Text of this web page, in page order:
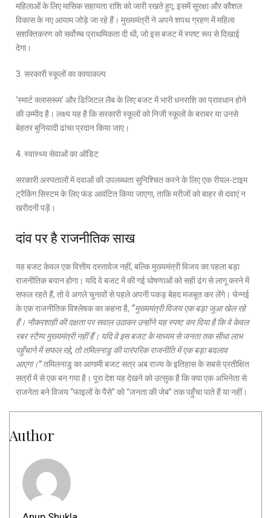
महिलाओं के लिए मासिक सहायता राशि को जारी रखते हुए, इसमें सुरक्षा और कौशल
विकास के नए आयाम जोड़े जा रहे हैं। मुख्यमंत्री ने अपने शपथ ग्रहण में महिला
सशक्तिकरण को सर्वोच्च प्राथमिकता दी थी, जो इस बजट में स्पष्ट रूप से दिखाई
देगा।
3. सरकारी स्कूलों का कायाकल्प
‘स्मार्ट क्लासरूम’ और डिजिटल लैब के लिए बजट में भारी धनराशि का प्रावधान होने
की उम्मीद है। लक्ष्य यह है कि सरकारी स्कूलों को निजी स्कूलों के बराबर या उनसे
बेहतर बुनियादी ढांचा प्रदान किया जाए।
4. स्वास्थ्य सेवाओं का ऑडिट
सरकारी अस्पतालों में दवाओं की उपलब्धता सुनिश्चित करने के लिए एक रीयल-टाइम
ट्रैकिंग सिस्टम के लिए फंड आवंटित किया जाएगा, ताकि मरीजों को बाहर से दवाएं न
खरीदनी पड़ें।
दांव पर है राजनीतिक साख
यह बजट केवल एक वित्तीय दस्तावेज नहीं, बल्कि मुख्यमंत्री विजय का पहला बड़ा
राजनीतिक बयान होगा। यदि वे बजट में की गई घोषणाओं को सही ढंग से लागू करने में
सफल रहते हैं, तो वे अगले चुनावों से पहले अपनी पकड़ बेहद मजबूत कर लेंगे। चेन्नई
के एक राजनीतिक विश्लेषक का कहना है, “मुख्यमंत्री विजय एक बड़ा जुआ खेल रहे
हैं। नौकरशाही की दक्षता पर सवाल उठाकर उन्होंने यह स्पष्ट कर दिया है कि वे केवल
रबर स्टैम्प मुख्यमंत्री नहीं हैं। यदि वे इस बजट के माध्यम से जनता तक सीधा लाभ
पहुँचाने में सफल रहे, तो तमिलनाडु की पारंपरिक राजनीति में एक बड़ा बदलाव
आएगा।”तमिलनाडु का आगामी बजट सत्र अब राज्य के इतिहास के सबसे प्रतीक्षित
सत्रों में से एक बन गया है। पूरा देश यह देखने को उत्सुक है कि क्या एक अभिनेता से
राजनेता बने विजय “फाइलों के पैसे” को “जनता की जेब” तक पहुँचा पाते हैं या नहीं।
Author